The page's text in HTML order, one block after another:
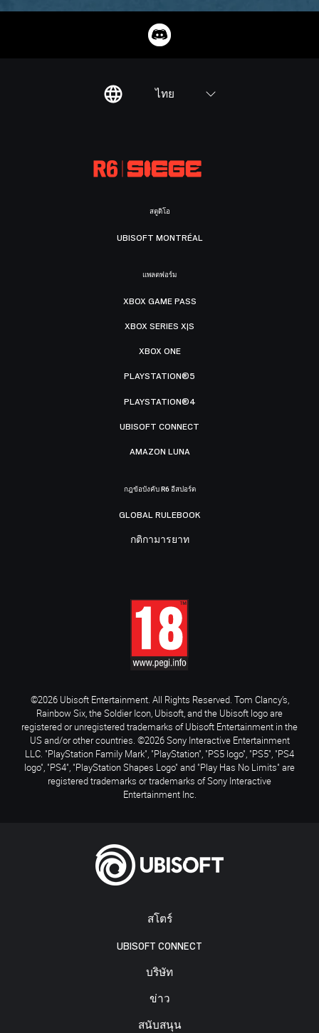
ไทย
สโตร์
UBISOFT CONNECT
บริษัท
ข่าว
สนับสนุน
สตูดิโอ
UBISOFT MONTRÉAL
แพลตฟอร์ม
XBOX GAME PASS
XBOX SERIES X|S
XBOX ONE
PLAYSTATION®5
PLAYSTATION®4
UBISOFT CONNECT
AMAZON LUNA
กฎข้อบังคับ R6 อีสปอร์ต
GLOBAL RULEBOOK
กติกามารยาท
©2026 Ubisoft Entertainment. All Rights Reserved. Tom Clancy’s,
Rainbow Six, the Soldier Icon, Ubisoft, and the Ubisoft logo are
registered or unregistered trademarks of Ubisoft Entertainment in the
US and/or other countries. ©2026 Sony Interactive Entertainment
LLC. "PlayStation Family Mark", "PlayStation", "PS5 logo", "PS5", "PS4
logo", "PS4", "PlayStation Shapes Logo" and "Play Has No Limits" are
registered trademarks or trademarks of Sony Interactive
Entertainment Inc.